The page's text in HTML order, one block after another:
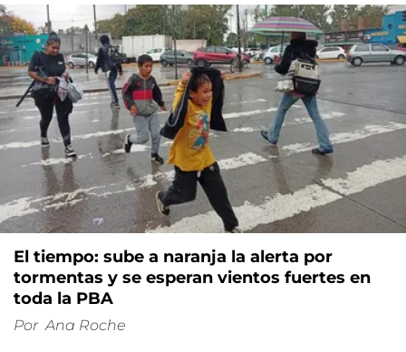
El tiempo: sube a naranja la alerta por
tormentas y se esperan vientos fuertes en
toda la PBA
Por Ana Roche